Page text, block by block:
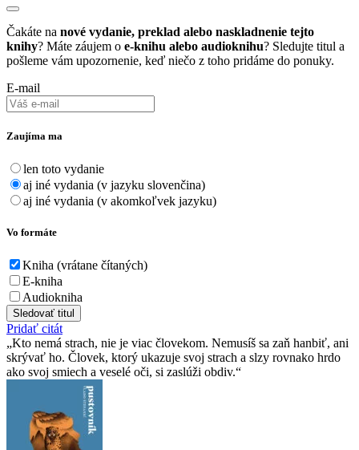
Čakáte na nové vydanie, preklad alebo naskladnenie tejto
knihy? Máte záujem o e-knihu alebo audioknihu? Sledujte titul a
pošleme vám upozornenie, keď niečo z toho pridáme do ponuky.
E-mail
Zaujíma ma
len toto vydanie
aj iné vydania (v jazyku slovenčina)
aj iné vydania (v akomkoľvek jazyku)
Vo formáte
Kniha (vrátane čítaných)
E-kniha
Audiokniha
Sledovať titul
Pridať citát
Kto nemá strach, nie je viac človekom. Nemusíš sa zaň hanbiť, ani
skrývať ho. Človek, ktorý ukazuje svoj strach a slzy rovnako hrdo
ako svoj smiech a veselé oči, si zaslúži obdiv.